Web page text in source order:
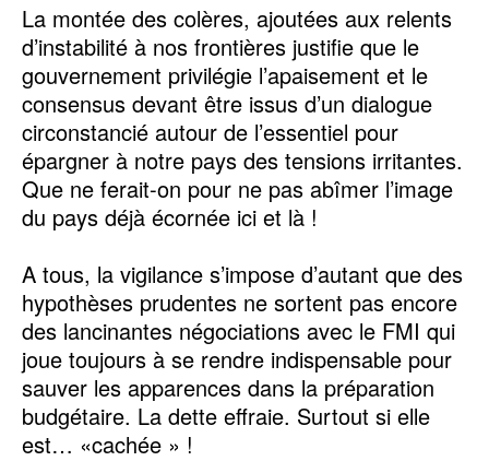
La montée des colères, ajoutées aux relents
d’instabilité à nos frontières justifie que le
gouvernement privilégie l’apaisement et le
consensus devant être issus d’un dialogue
circonstancié autour de l’essentiel pour
épargner à notre pays des tensions irritantes.
Que ne ferait-on pour ne pas abîmer l’image
du pays déjà écornée ici et là !
A tous, la vigilance s’impose d’autant que des
hypothèses prudentes ne sortent pas encore
des lancinantes négociations avec le FMI qui
joue toujours à se rendre indispensable pour
sauver les apparences dans la préparation
budgétaire. La dette effraie. Surtout si elle
est… «cachée » !